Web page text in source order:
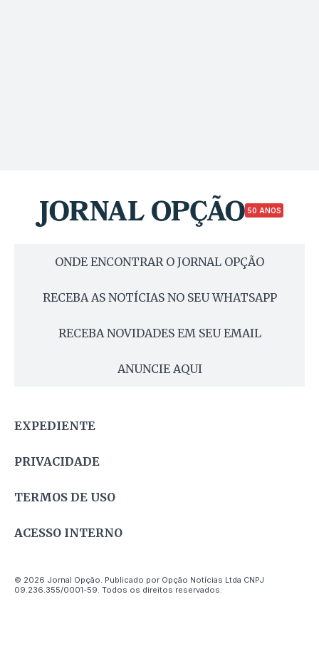
50 ANOS
ONDE ENCONTRAR O JORNAL OPÇÃO
RECEBA AS NOTÍCIAS NO SEU WHATSAPP
RECEBA NOVIDADES EM SEU EMAIL
ANUNCIE AQUI
EXPEDIENTE
PRIVACIDADE
TERMOS DE USO
ACESSO INTERNO
© 2026 Jornal Opção. Publicado por Opção Notícias Ltda CNPJ
09.236.355/0001-59. Todos os direitos reservados.